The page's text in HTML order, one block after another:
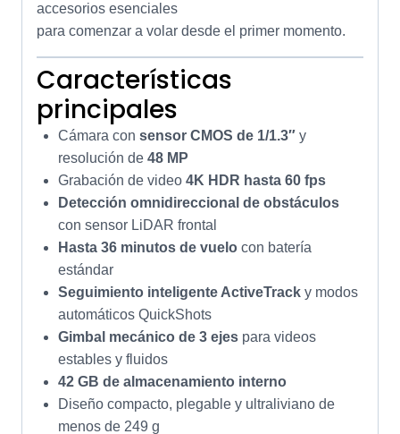
accesorios esenciales
para comenzar a volar desde el primer momento.
Características
principales
Cámara con sensor CMOS de 1/1.3″ y
resolución de 48 MP
Grabación de video 4K HDR hasta 60 fps
Detección omnidireccional de obstáculos
con sensor LiDAR frontal
Hasta 36 minutos de vuelo con batería
estándar
Seguimiento inteligente ActiveTrack y modos
automáticos QuickShots
Gimbal mecánico de 3 ejes para videos
estables y fluidos
42 GB de almacenamiento interno
Diseño compacto, plegable y ultraliviano de
menos de 249 g